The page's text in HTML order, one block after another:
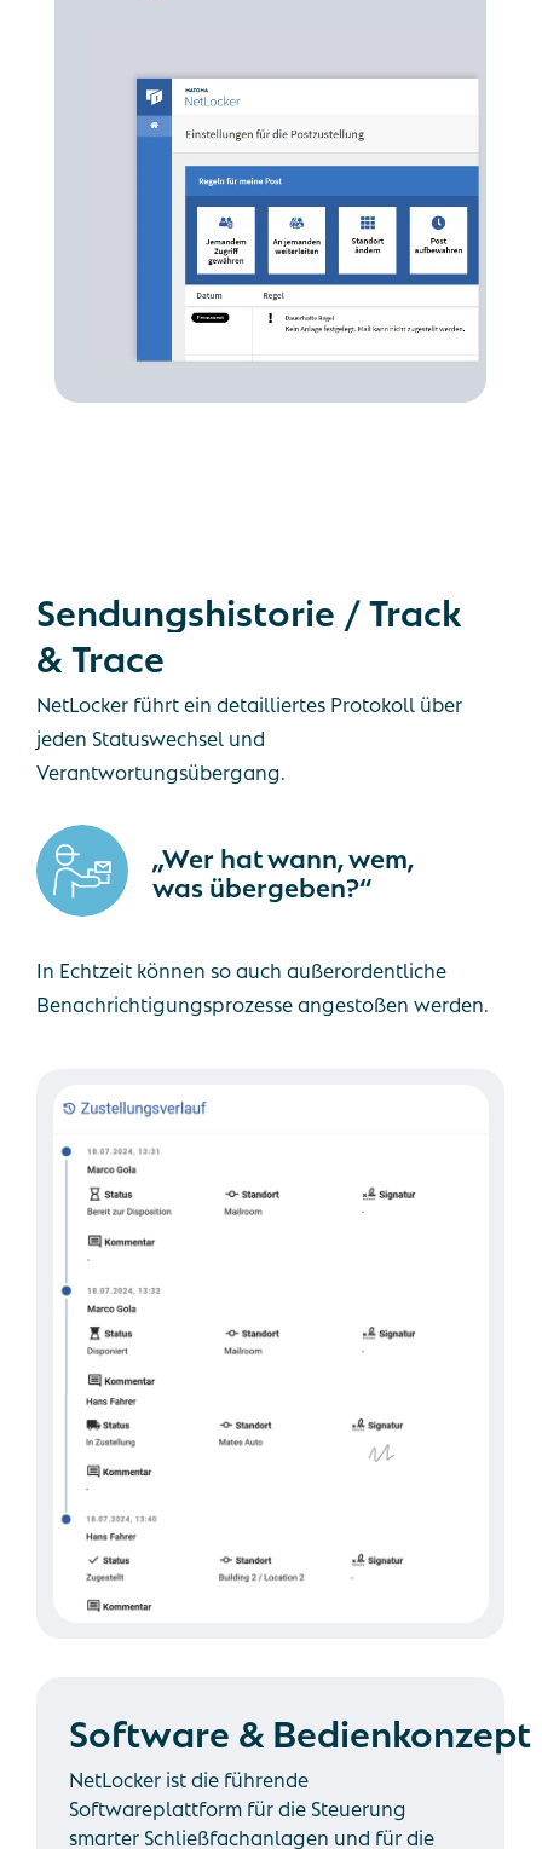
Sendungshistorie /Track
& Trace
NetLocker führt ein detailliertes Protokoll über
jeden Statuswechsel und
Verantwortungsübergang.
„Wer hat wann, wem,
was übergeben?“
In Echtzeit können so auch außerordentliche
Benachrichtigungsprozesse angestoßen werden.
Software & Bedienkonzept
NetLocker ist die führende
Softwareplattform für die Steuerung
smarter Schließfachanlagen und für die